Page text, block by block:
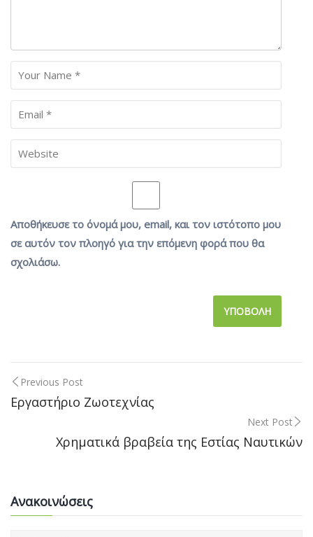
Αποθήκευσε το όνομά μου, email, και τον ιστότοπο μου
σε αυτόν τον πλοηγό για την επόμενη φορά που θα
σχολιάσω.
Post
navigation
Previous Post
Εργαστήριο Ζωοτεχνίας
Next Post
Χρηματικά βραβεία της Εστίας Ναυτικών
Ανακοινώσεις